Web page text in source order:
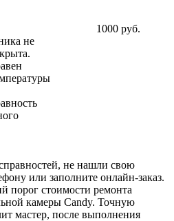
не
1000 руб.
не нашли свою
или заполните онлайн-заказ.
порог стоимости ремонта
камеры Candy. Точную
мастер, после выполнения